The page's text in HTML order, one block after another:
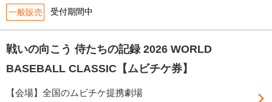
一般販売 受付期間中
戦いの向こう 侍たちの記録 2026 WORLD
BASEBALL CLASSIC【ムビチケ券】
【会場】全国のムビチケ提携劇場